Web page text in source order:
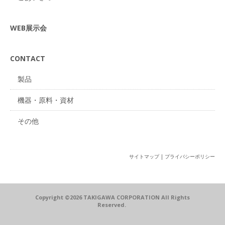
WEB展示会
CONTACT
製品
機器・原料・資材
その他
サイトマップ| プライバシーポリシー
Copyright ©2026 TAKIGAWA CORPORATION All Rights
Reserved.